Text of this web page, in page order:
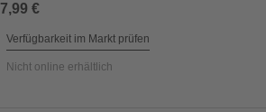
€
Verfügbarkeit im Markt prüfen
Nicht online erhältlich